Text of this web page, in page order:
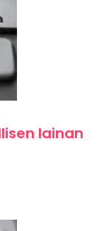
lainan